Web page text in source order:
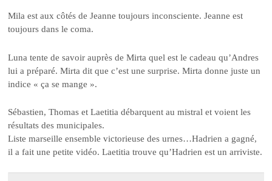
Mila est aux côtés de Jeanne toujours inconsciente. Jeanne est
toujours dans le coma.
Luna tente de savoir auprès de Mirta quel est le cadeau qu’Andres
lui a préparé. Mirta dit que c’est une surprise. Mirta donne juste un
indice « ça se mange ».
Sébastien, Thomas et Laetitia débarquent au mistral et voient les
résultats des municipales.
Liste marseille ensemble victorieuse des urnes…Hadrien a gagné,
il a fait une petite vidéo. Laetitia trouve qu’Hadrien est un arriviste.